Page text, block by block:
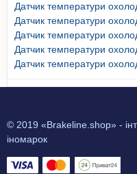
Датчик температури
Датчик температури
Датчик температури
Датчик температури
Датчик температури
© 2019 «Brakeline.shop» -
іномарок